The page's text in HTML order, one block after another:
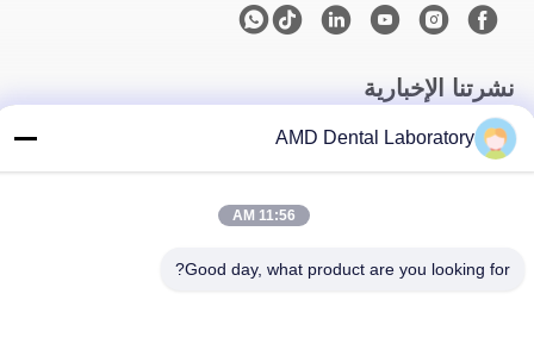
نشرتنا الإخبارية
اشترك في نشرتنا الإخبارية للحصول على خصومات وأكثر.
AMD Dental Laboratory
11:56 AM
Good day, what product are you looking for?